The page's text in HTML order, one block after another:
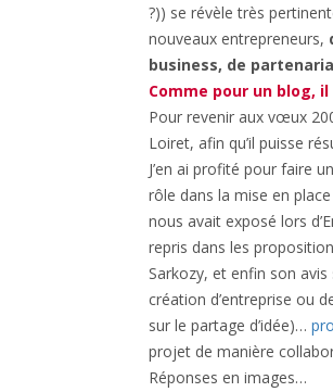
?)) se révèle très
nouveaux entrepreneurs,
business, de
Comme pour un blog,
Pour revenir aux vœux
Loiret, afin qu’il puisse
J’en ai profité pour faire
rôle dans la mise en
nous avait exposé lors
repris dans les
Sarkozy, et enfin son
création d’entreprise ou
sur le partage d’idée)…
projet de manière
Réponses en images…